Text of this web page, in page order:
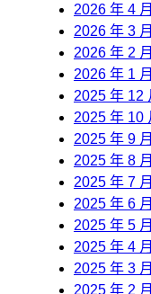
2026 年 4 月
2026 年 3 月
2026 年 2 月
2026 年 1 月
2025 年 12
2025 年 10
2025 年 9 月
2025 年 8 月
2025 年 7 月
2025 年 6 月
2025 年 5 月
2025 年 4 月
2025 年 3 月
2025 年 2 月